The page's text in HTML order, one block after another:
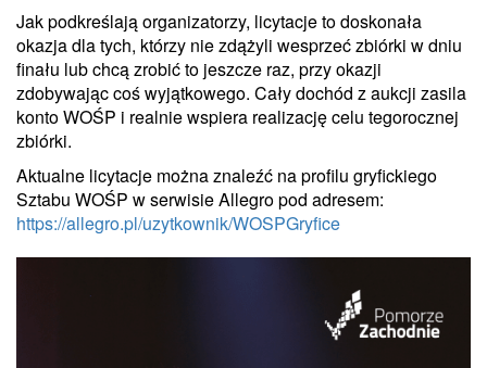
Jak podkreślają organizatorzy, licytacje to doskonała
okazja dla tych, którzy nie zdążyli wesprzeć zbiórki w dniu
finału lub chcą zrobić to jeszcze raz, przy okazji
zdobywając coś wyjątkowego. Cały dochód z aukcji zasila
konto WOŚP i realnie wspiera realizację celu tegorocznej
zbiórki.
Aktualne licytacje można znaleźć na profilu gryfickiego
Sztabu WOŚP w serwisie Allegro pod adresem:
https://allegro.pl/uzytkownik/WOSPGryfice